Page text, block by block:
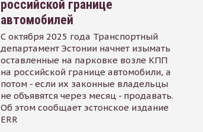
российской границе
автомобилей
С октября 2025 года Транспортный
департамент Эстонии начнет изымать
оставленные на парковке возле КПП
на российской границе автомобили, а
потом - если их законные владельцы
не объявятся через месяц - продавать.
Об этом сообщает эстонское издание
ERR